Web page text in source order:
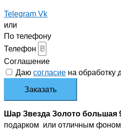
Telegram Vk
или
По телефону
Телефон
Соглашение
Даю согласие на обработку
Заказать
Шар Звезда Золото большая
подарком или отличным фоном